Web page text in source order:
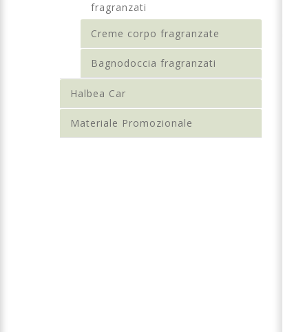
fragranzati
Creme corpo fragranzate
Bagnodoccia fragranzati
Halbea Car
Materiale Promozionale